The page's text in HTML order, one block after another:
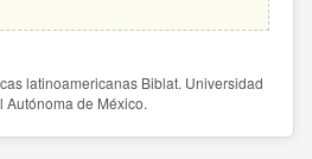
latinoamericanas Biblat. Universidad
Autónoma de México.